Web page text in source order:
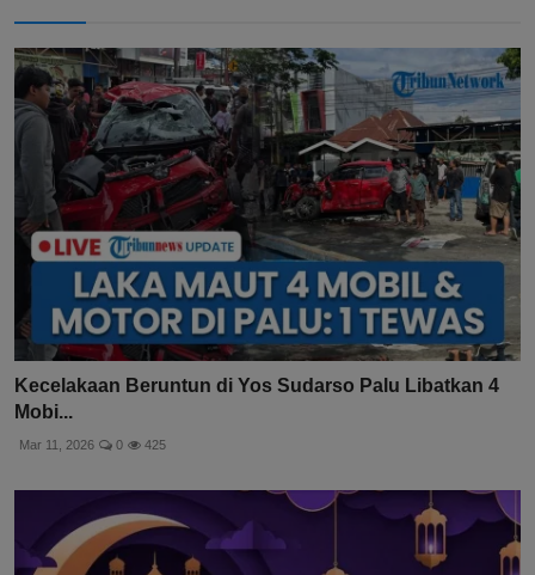
Kecelakaan Beruntun di Yos Sudarso Palu Libatkan 4
Mobi...
Mar 11, 2026 0 425